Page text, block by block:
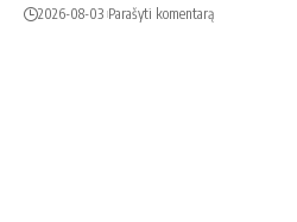
2026-08-03 Parašyti komentarą